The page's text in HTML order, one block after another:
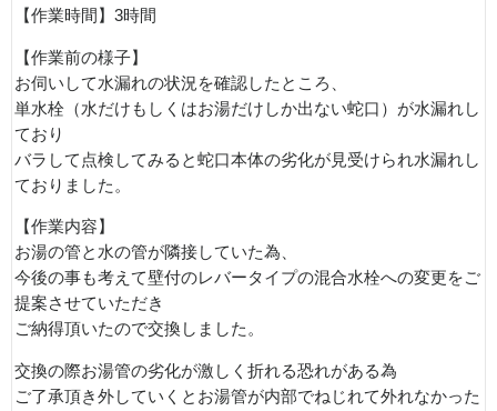
【作業時間】3時間
【作業前の様子】
お伺いして水漏れの状況を確認したところ、
単水栓（水だけもしくはお湯だけしか出ない蛇口）が水漏れし
ており
バラして点検してみると蛇口本体の劣化が見受けられ水漏れし
ておりました。
【作業内容】
お湯の管と水の管が隣接していた為、
今後の事も考えて壁付のレバータイプの混合水栓への変更をご
提案させていただき
ご納得頂いたので交換しました。
交換の際お湯管の劣化が激しく折れる恐れがある為
ご了承頂き外していくとお湯管が内部でねじれて外れなかった